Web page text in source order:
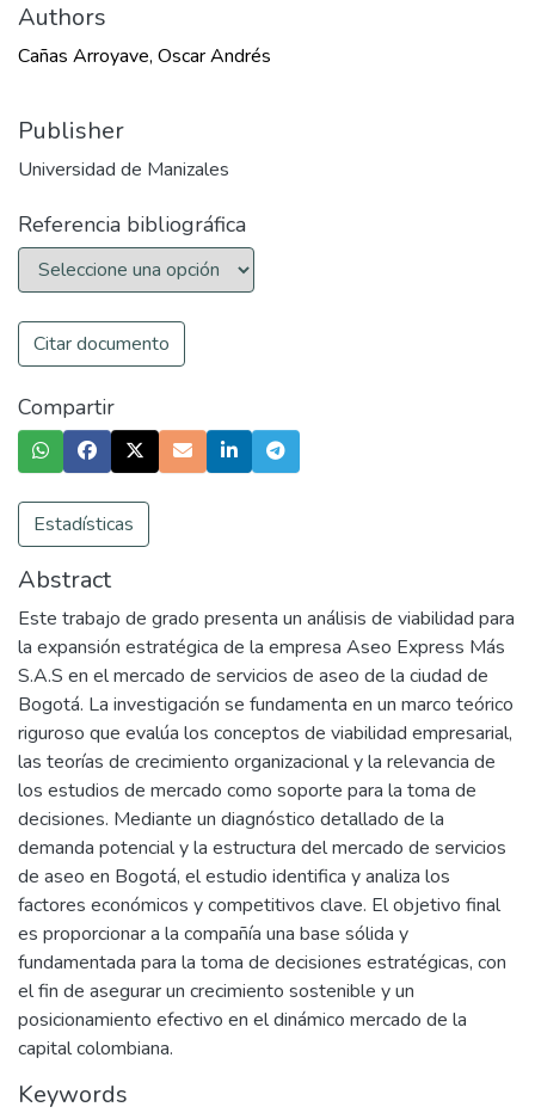
Authors
Cañas Arroyave, Oscar Andrés
Publisher
Universidad de Manizales
Referencia bibliográfica
Citar documento
Compartir
Estadísticas
Abstract
Este trabajo de grado presenta un análisis de viabilidad para
la expansión estratégica de la empresa Aseo Express Más
S.A.S en el mercado de servicios de aseo de la ciudad de
Bogotá. La investigación se fundamenta en un marco teórico
riguroso que evalúa los conceptos de viabilidad empresarial,
las teorías de crecimiento organizacional y la relevancia de
los estudios de mercado como soporte para la toma de
decisiones. Mediante un diagnóstico detallado de la
demanda potencial y la estructura del mercado de servicios
de aseo en Bogotá, el estudio identifica y analiza los
factores económicos y competitivos clave. El objetivo final
es proporcionar a la compañía una base sólida y
fundamentada para la toma de decisiones estratégicas, con
el fin de asegurar un crecimiento sostenible y un
posicionamiento efectivo en el dinámico mercado de la
capital colombiana.
Keywords